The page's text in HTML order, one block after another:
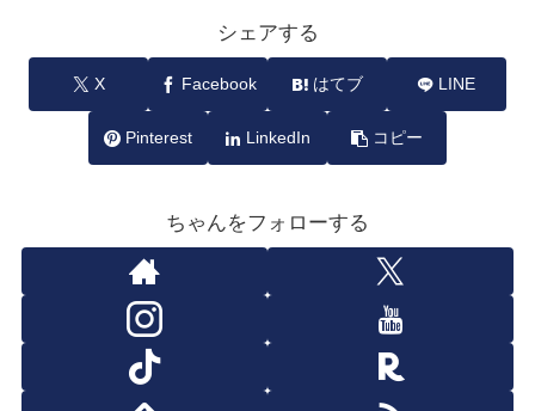
シェアする
X Facebook はてブ LINE
Pinterest LinkedIn コピー
ちゃんをフォローする